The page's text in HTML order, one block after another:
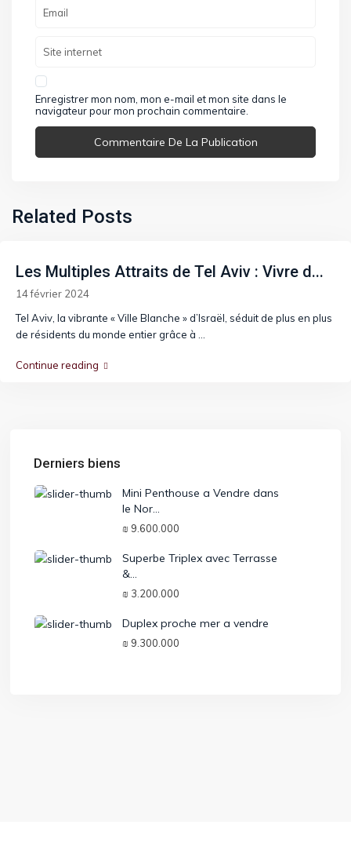
Enregistrer mon nom, mon e-mail et mon site dans le
navigateur pour mon prochain commentaire.
Related Posts
Les Multiples Attraits de Tel Aviv : Vivre d...
14 février 2024
Tel Aviv, la vibrante « Ville Blanche » d’Israël, séduit de plus en plus
de résidents du monde entier grâce à
Continue reading
Derniers biens
Mini Penthouse a Vendre dans
le Nor...
₪ 9.600.000
Superbe Triplex avec Terrasse
&...
₪ 3.200.000
Duplex proche mer a vendre
₪ 9.300.000